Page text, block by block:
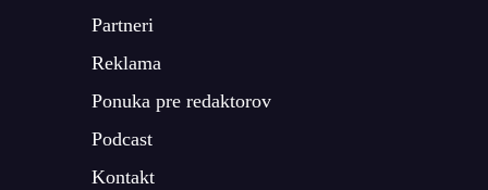
Partneri
Reklama
Ponuka pre redaktorov
Podcast
Kontakt